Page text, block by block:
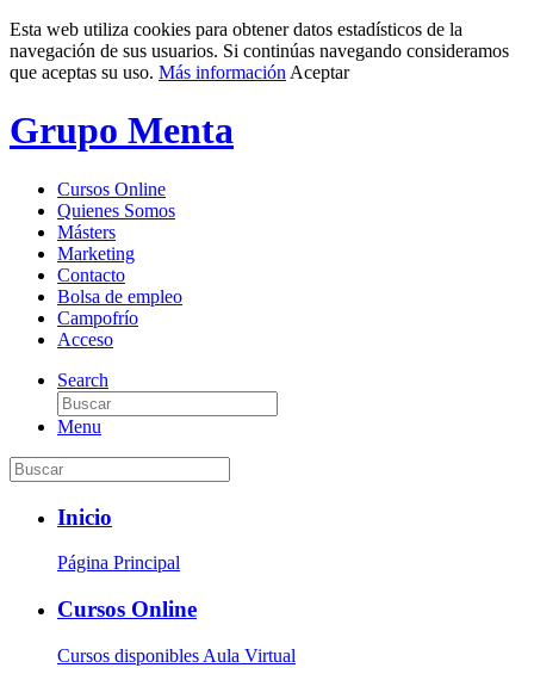
Esta web utiliza cookies para obtener datos estadísticos de la
navegación de sus usuarios. Si continúas navegando consideramos
que aceptas su uso. Más información Aceptar
Grupo Menta
Cursos Online
Quienes Somos
Másters
Marketing
Contacto
Bolsa de empleo
Campofrío
Acceso
Search
Menu
Inicio
Página Principal
Cursos Online
Cursos disponibles Aula Virtual